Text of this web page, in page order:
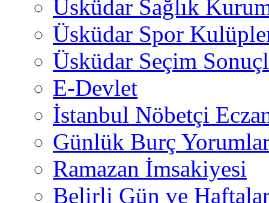
Üsküdar Sağlık
Üsküdar Spor
Üsküdar Seçim
E-Devlet
İstanbul Nöbetçi
Günlük Burç
Ramazan İmsakiyesi
Belirli Gün ve